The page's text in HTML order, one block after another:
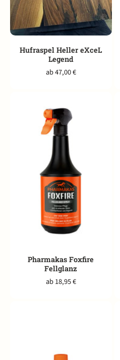
Hufraspel Heller eXceL
Legend
ab 47,00 €
Pharmakas Foxfire
Fellglanz
ab 18,95 €